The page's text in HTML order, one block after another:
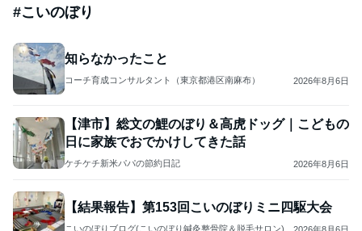
#こいのぼり
知らなかったこと
コーチ育成コンサルタント（東京都港区南麻布） 2026年8月6日
【津市】総文の鯉のぼり＆高虎ドッグ｜こどもの
日に家族でおでかけしてきた話
ケチケチ新米パパの節約日記 2026年8月6日
【結果報告】第153回こいのぼりミニ四駆大会
こいのぼりブログ(こいのぼり鍼灸整骨院＆脱毛サロン) 2026年8月6日